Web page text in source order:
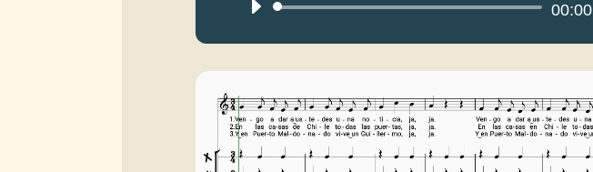
Reproductor
00:00